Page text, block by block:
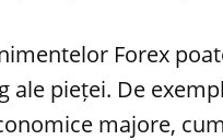
Forex
pieței. De
majore,